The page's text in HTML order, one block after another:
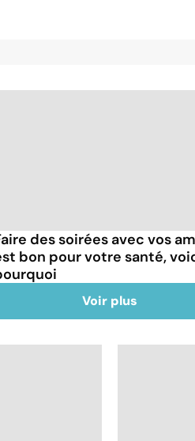
des soirées avec vos
bon pour votre santé,
Voir plus